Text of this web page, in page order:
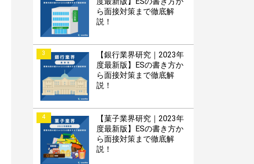
ら面接対策まで徹底解
説！
3
【銀行業界研究｜2023年
度最新版】ESの書き方か
ら面接対策まで徹底解
説！
4
【菓子業界研究｜2023年
度最新版】ESの書き方か
ら面接対策まで徹底解
説！